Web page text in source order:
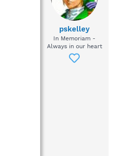
pskelley
In Memoriam -
Always in our heart